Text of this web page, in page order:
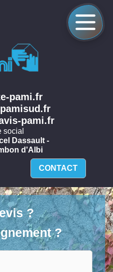
pami.fr
pami.fr
social
Dassault -
d'Albi
CONTACT
?
?